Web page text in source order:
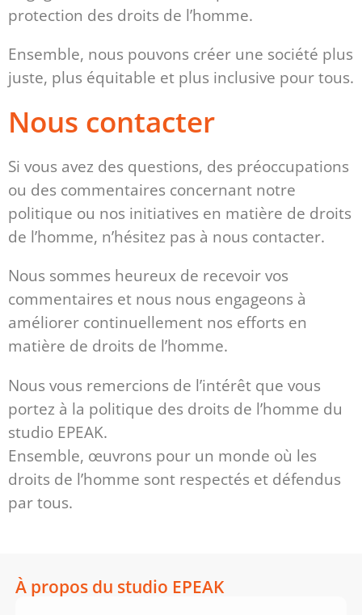
protection des droits de l’homme.
Ensemble, nous pouvons créer une société plus
juste, plus équitable et plus inclusive pour tous.
Nous contacter
Si vous avez des questions, des préoccupations
ou des commentaires concernant notre
politique ou nos initiatives en matière de droits
de l’homme, n’hésitez pas à nous contacter.
Nous sommes heureux de recevoir vos
commentaires et nous nous engageons à
améliorer continuellement nos efforts en
matière de droits de l’homme.
Nous vous remercions de l’intérêt que vous
portez à la politique des droits de l’homme du
studio EPEAK.
Ensemble, œuvrons pour un monde où les
droits de l’homme sont respectés et défendus
par tous.
À propos du studio EPEAK